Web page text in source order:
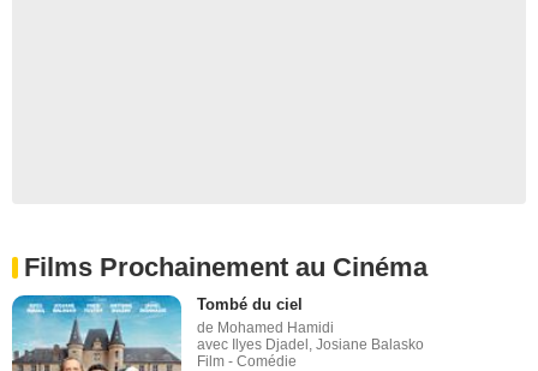
Films Prochainement au Cinéma
Tombé du ciel
de Mohamed Hamidi
avec Ilyes Djadel, Josiane Balasko
Film - Comédie